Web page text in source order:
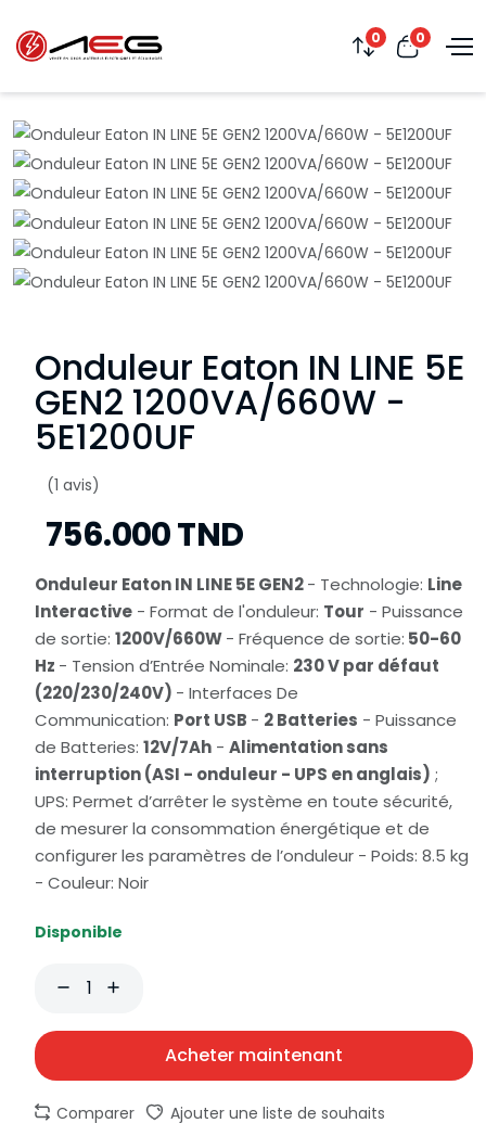
0 0
Onduleur Eaton IN LINE 5E
GEN2 1200VA/660W -
5E1200UF
(1 avis)
756.000 TND
Onduleur Eaton IN LINE 5E GEN2- Technologie: Line
Interactive - Format de l'onduleur: Tour - Puissance
de sortie: 1200V/660W- Fréquence de sortie: 50-60
Hz - Tension d’Entrée Nominale: 230 V par défaut
(220/230/240V) - Interfaces De
Communication: Port USB - 2 Batteries - Puissance
de Batteries: 12V/7Ah - Alimentation sans
interruption (ASI - onduleur - UPS en anglais) ;
UPS: Permet d’arrêter le système en toute sécurité,
de mesurer la consommation énergétique et de
configurer les paramètres de l’onduleur - Poids: 8.5 kg
- Couleur: Noir
Disponible
Acheter maintenant
Comparer Ajouter une liste de souhaits